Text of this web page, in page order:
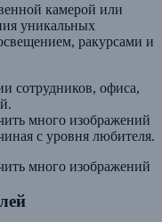
камерой или
уникальных
ракурсами и
сотрудников, офиса,
много изображений
с уровня любителя.
много изображений